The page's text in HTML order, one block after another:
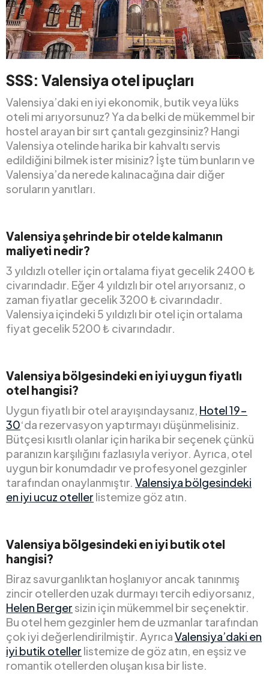
SSS: Valensiya otel ipuçları
Valensiya’daki en iyi ekonomik, butik veya lüks
oteli mi arıyorsunuz? Ya da belki de mükemmel bir
hostel arayan bir sırt çantalı gezginsiniz? Hangi
Valensiya otelinde harika bir kahvaltı servis
edildiğini bilmek ister misiniz? İşte tüm bunların ve
Valensiya’da nerede kalınacağına dair diğer
soruların yanıtları.
Valensiya şehrinde bir otelde kalmanın
maliyeti nedir?
3 yıldızlı oteller için ortalama fiyat gecelik 2400 ₺
civarındadır. Eğer 4 yıldızlı bir otel arıyorsanız, o
zaman fiyatlar gecelik 3200 ₺ civarındadır.
Valensiya içindeki 5 yıldızlı bir otel için ortalama
fiyat gecelik 5200 ₺ civarındadır.
Valensiya bölgesindeki en iyi uygun fiyatlı
otel hangisi?
Uygun fiyatlı bir otel arayışındaysanız, Hotel 19-
30‘da rezervasyon yaptırmayı düşünmelisiniz.
Bütçesi kısıtlı olanlar için harika bir seçenek çünkü
paranızın karşılığını fazlasıyla veriyor. Ayrıca, otel
uygun bir konumdadır ve profesyonel gezginler
tarafından onaylanmıştır. Valensiya bölgesindeki
en iyi ucuz oteller listemize göz atın.
Valensiya bölgesindeki en iyi butik otel
hangisi?
Biraz savurganlıktan hoşlanıyor ancak tanınmış
zincir otellerden uzak durmayı tercih ediyorsanız,
Helen Bergersizin için mükemmel bir seçenektir.
Bu otel hem gezginler hem de uzmanlar tarafından
çok iyi değerlendirilmiştir. AyrıcaValensiya’daki en
iyi butik oteller listemize de göz atın, en eşsiz ve
romantik otellerden oluşan kısa bir liste.